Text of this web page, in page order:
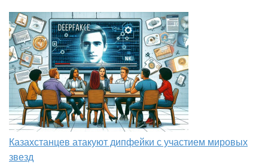
Казахстанцев атакуют дипфейки с участием мировых
звезд